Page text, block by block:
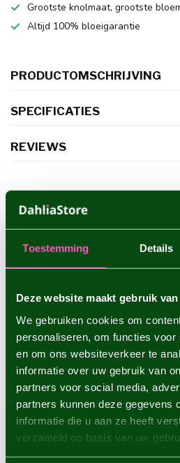
Toestemming Details
Deze website maakt gebruik
We gebruiken cookies om
personaliseren, om functies voor
en om ons websiteverkeer te
informatie over uw gebruik van
partners voor social media,
partners kunnen deze gegevens
informatie die u aan ze heeft
verzameld op basis van uw
Grootste knolmaat, grootste
Altijd 100% bloeigarantie
PRODUCTOMSCHRIJVING
SPECIFICATIES
REVIEWS
Dahlia Frost Nip
Dahlia Sturm Sweet
Dahlia Rancho